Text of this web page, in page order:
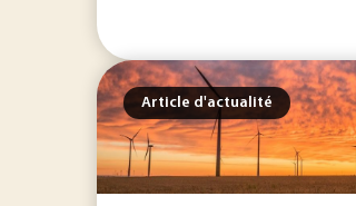
Article d'actualité